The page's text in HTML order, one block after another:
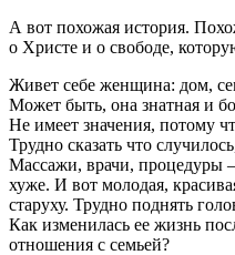
А вот похожая история.
о Христе и о свободе,
Живет себе женщина: дом,
Может быть, она знатная и
Не имеет значения, потому
Трудно сказать что
Массажи, врачи, процедуры
хуже. И вот молодая,
старуху. Трудно поднять
Как изменилась ее жизнь
отношения с семьей?